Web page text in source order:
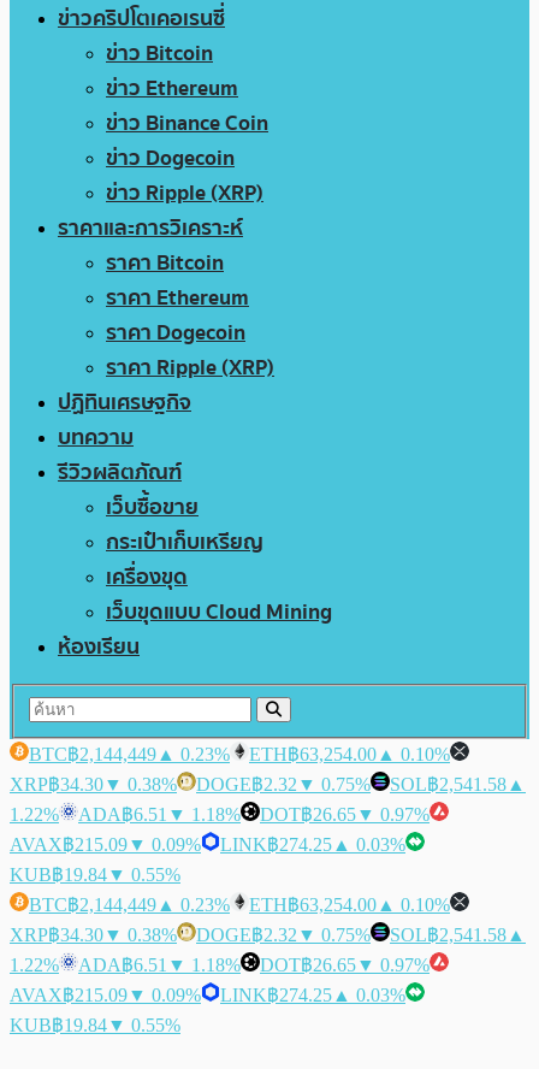
ข่าวคริปโตเคอเรนซี่
ข่าว Bitcoin
ข่าว Ethereum
ข่าว Binance Coin
ข่าว Dogecoin
ข่าว Ripple (XRP)
ราคาและการวิเคราะห์
ราคา Bitcoin
ราคา Ethereum
ราคา Dogecoin
ราคา Ripple (XRP)
ปฏิทินเศรษฐกิจ
บทความ
รีวิวผลิตภัณฑ์
เว็บซื้อขาย
กระเป๋าเก็บเหรียญ
เครื่องขุด
เว็บขุดแบบ Cloud Mining
ห้องเรียน
BTC฿2,144,449 ▲ 0.23% ETH฿63,254.00 ▲ 0.10%
XRP฿34.30▼ 0.38% DOGE฿2.32 ▼ 0.75% SOL฿2,541.58 ▲
1.22%
ADA฿6.51 ▼ 1.18% DOT฿26.65▼ 0.97%
AVAX฿215.09▼ 0.09% LINK฿274.25 ▲ 0.03%
KUB฿19.84▼ 0.55%
BTC฿2,144,449 ▲ 0.23% ETH฿63,254.00 ▲ 0.10%
XRP฿34.30▼ 0.38% DOGE฿2.32 ▼ 0.75% SOL฿2,541.58 ▲
1.22%
ADA฿6.51 ▼ 1.18% DOT฿26.65▼ 0.97%
AVAX฿215.09▼ 0.09% LINK฿274.25 ▲ 0.03%
KUB฿19.84▼ 0.55%